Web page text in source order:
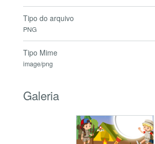
Tipo do arquivo
PNG
Tipo Mime
image/png
Galeria